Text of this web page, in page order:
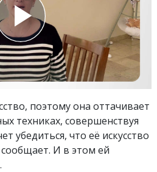
поэтому она оттачивает
техниках, совершенствуя
убедиться, что её искусство
И в этом ей